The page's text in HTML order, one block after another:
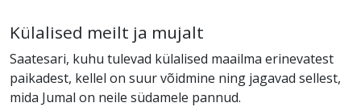
Külalised meilt ja mujalt
Saatesari, kuhu tulevad külalised maailma erinevatest
paikadest, kellel on suur võidmine ning jagavad sellest,
mida Jumal on neile südamele pannud.